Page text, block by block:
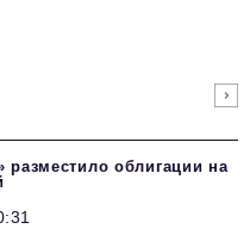
облигации на